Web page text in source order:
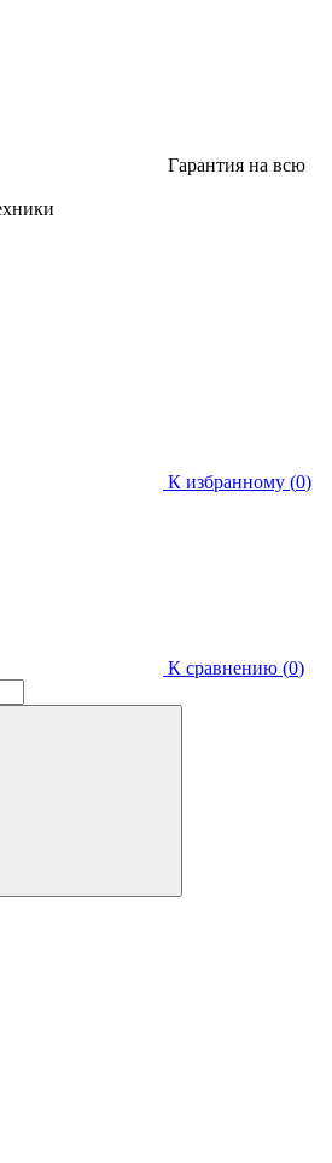
Гарантия на всю
К избранному (0)
К сравнению (0)